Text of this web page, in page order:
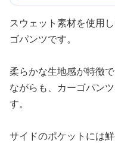
スウェット素材を使用
ゴパンツです。
柔らかな生地感が特徴
ながらも、カーゴパン
す。
サイドのポケットには